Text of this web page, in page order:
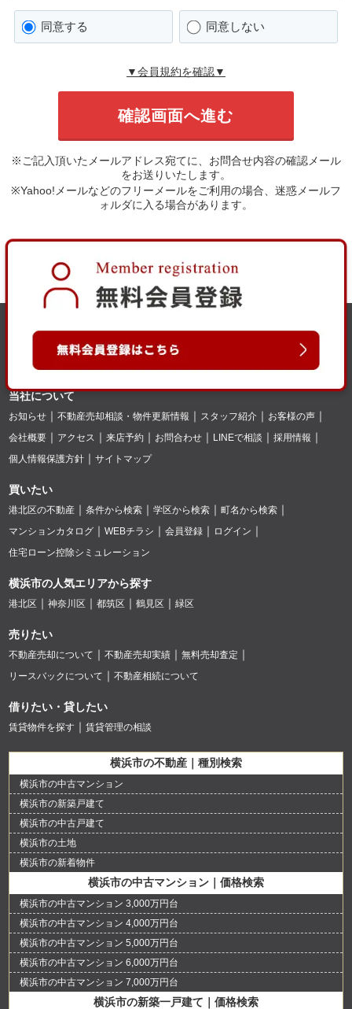
同意する 同意しない
▼会員規約を確認▼
※ご記入頂いたメールアドレス宛てに、お問合せ内容の確認メール
をお送りいたします。
※Yahoo!メールなどのフリーメールをご利用の場合、迷惑メールフ
ォルダに入る場合があります。
当社について
お知らせ 不動産売却相談・物件更新情報 スタッフ紹介
お客様の声
会社概要
アクセス 来店予約 お問合わせ LINEで相談
採用情報
個人情報保護方針
サイトマップ
買いたい
港北区の不動産 条件から検索 学区から検索
町名から検索
マンションカタログ
WEBチラシ 会員登録
ログイン
住宅ローン控除シミュレーション
横浜市の人気エリアから探す
港北区 神奈川区 都筑区 鶴見区 緑区
売りたい
不動産売却について 不動産売却実績
無料売却査定
リースバックについて
不動産相続について
借りたい・貸したい
賃貸物件を探す 賃貸管理の相談
横浜市の不動産｜種別検索
横浜市の中古マンション
横浜市の新築戸建て
横浜市の中古戸建て
横浜市の土地
横浜市の新着物件
横浜市の中古マンション｜価格検索
横浜市の中古マンション 3,000万円台
横浜市の中古マンション 4,000万円台
横浜市の中古マンション 5,000万円台
横浜市の中古マンション 6,000万円台
横浜市の中古マンション 7,000万円台
横浜市の新築一戸建て｜価格検索